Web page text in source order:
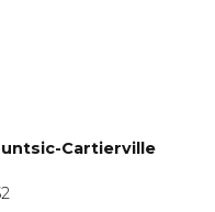
Cartierville